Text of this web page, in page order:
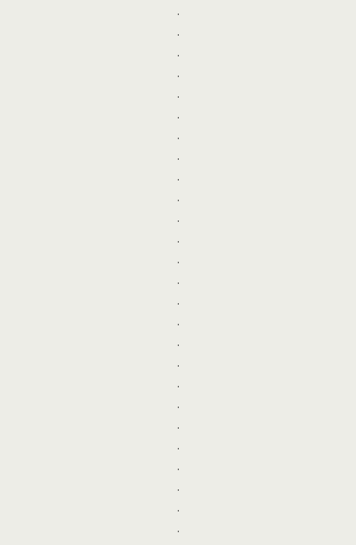
.
.
.
.
.
.
.
.
.
.
.
.
.
.
.
.
.
.
.
.
.
.
.
.
.
.